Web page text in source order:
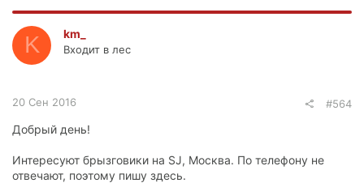
K km_
Входит в лес
20 Сен 2016 #564
Добрый день!
Интересуют брызговики на SJ, Москва. По телефону не
отвечают, поэтому пишу здесь.